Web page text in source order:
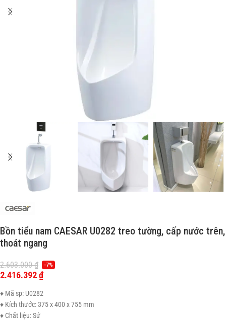
Bồn tiểu nam CAESAR U0282 treo tường, cấp nước trên,
thoát ngang
2.603.000₫ -7%
2.416.392₫
♦ Mã sp: U0282
♦ Kích thước: 375 x 400 x 755 mm
♦ Chất liệu: Sứ